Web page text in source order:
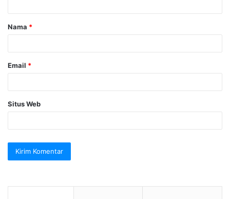
a
r
Nama *
Email *
Situs Web